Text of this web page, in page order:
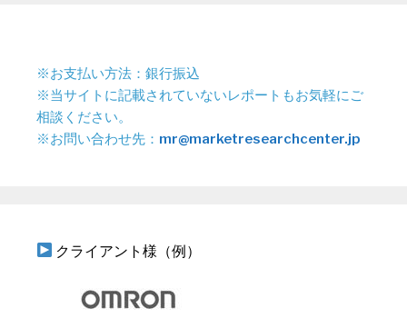
※お支払い方法：銀行振込
※当サイトに記載されていないレポートもお気軽にご
相談ください。
※お問い合わせ先： mr@marketresearchcenter.jp
クライアント様（例）